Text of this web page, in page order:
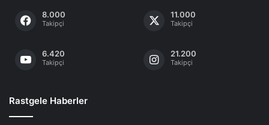
8.000
Takipçi
11.000
Takipçi
6.420
Takipçi
21.200
Takipçi
Rastgele Haberler